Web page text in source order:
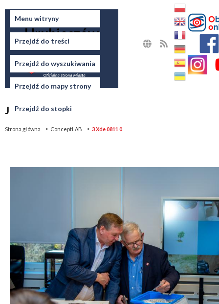
Menu witryny
Przejdź do treści
Przejdź do wyszukiwania
Przejdź do mapy strony
Przejdź do stopki
Miasto
Hrubieszów
Jesteś tutaj
Strona główna ConceptLAB 3 Xde 0811 0